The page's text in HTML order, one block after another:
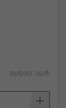
RMB901.36/件